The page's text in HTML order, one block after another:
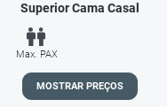
Superior Cama Casal
Max. PAX
MOSTRAR PREÇOS